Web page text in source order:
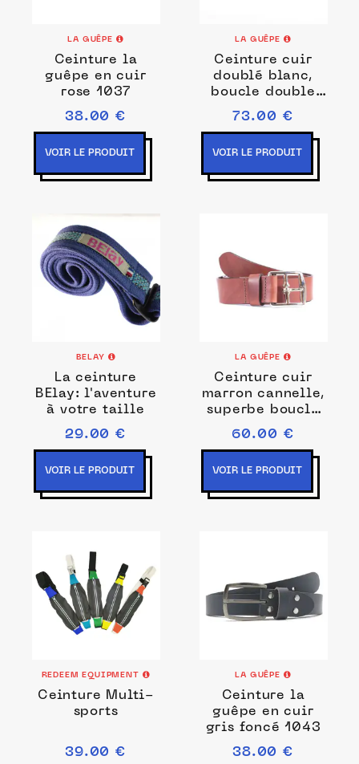
LA GUÊPE
Ceinture la
guêpe en cuir
rose 1037
38.00 €
VOIR LE PRODUIT
LA GUÊPE
Ceinture cuir
doublé blanc,
boucle double
fine et élégante
5036
73.00 €
VOIR LE PRODUIT
BELAY
La ceinture
BElay: l'aventure
à votre taille
29.00 €
VOIR LE PRODUIT
LA GUÊPE
Ceinture cuir
marron cannelle,
superbe boucle
laiton massif
4035
60.00 €
VOIR LE PRODUIT
REDEEM EQUIPMENT
Ceinture Multi-
sports
39.00 €
LA GUÊPE
Ceinture la
guêpe en cuir
gris foncé 1043
38.00 €